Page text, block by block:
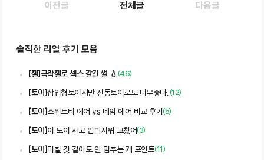
이전글 전체글 다음글
솔직한 리얼 후기 모음
[젤]극락젤로 섹스 갈긴 썰 💧 (46)
[토이 ]삽입형토이지만 진동토이로도 너무좋다..(12)
[토이 ] 스위트티 에어 vs 데임 에어 비교 후기 (5)
[토이 ] 이 토이 사고 압박자위 고쳤어(3)
[토이 ] 미칠 것 같아도 안 멈추는 게 포인트(11 )